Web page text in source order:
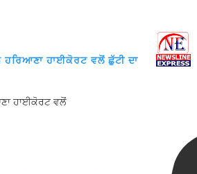
ਹਾਈਕੋਰਟ ਵਲੋਂ ਛੁੱਟੀ ਦਾ
ਹਾਈਕੋਰਟ ਵਲੋਂ